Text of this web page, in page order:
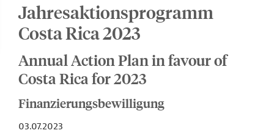
Jahresaktionsprogramm
Costa Rica 2023
Annual Action Plan in favour of
Costa Rica for 2023
Finanzierungsbewilligung
03.07.2023